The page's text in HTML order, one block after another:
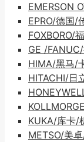
EMERSON
EPRO/德国/
FOXBORO/
GE /
HIMA/黑马/
HITACHI/日
KUKA/库卡/
METSO/美